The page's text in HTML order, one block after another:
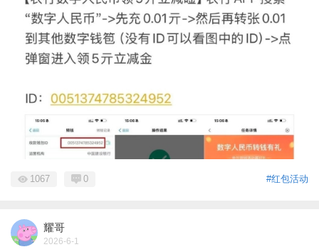
#红包活动
1067 0
耀哥
2026-6-1